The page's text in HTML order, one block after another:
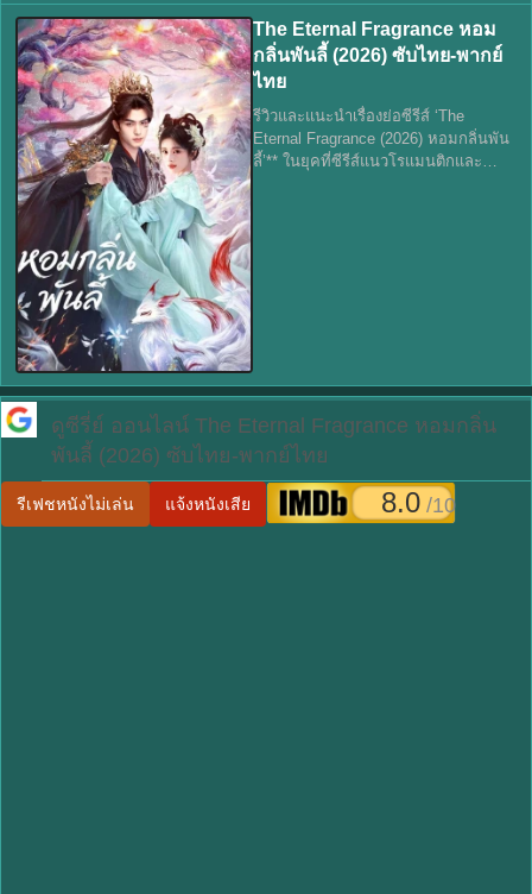
The Eternal Fragrance หอม
กลิ่นพันลี้ (2026) ซับไทย-พากย์
ไทย
รีวิวและแนะนำเรื่องย่อซีรีส์ ‘The
Eternal Fragrance (2026) หอมกลิ่นพัน
ลี้’** ในยุคที่ซีรีส์แนวโรแมนติกและ
ดูซีรี่ย์ ออนไลน์ The Eternal Fragrance หอมกลิ่น
พันลี้ (2026) ซับไทย-พากย์ไทย
รีเฟชหนังไม่เล่น แจ้งหนังเสีย 8.0 /10